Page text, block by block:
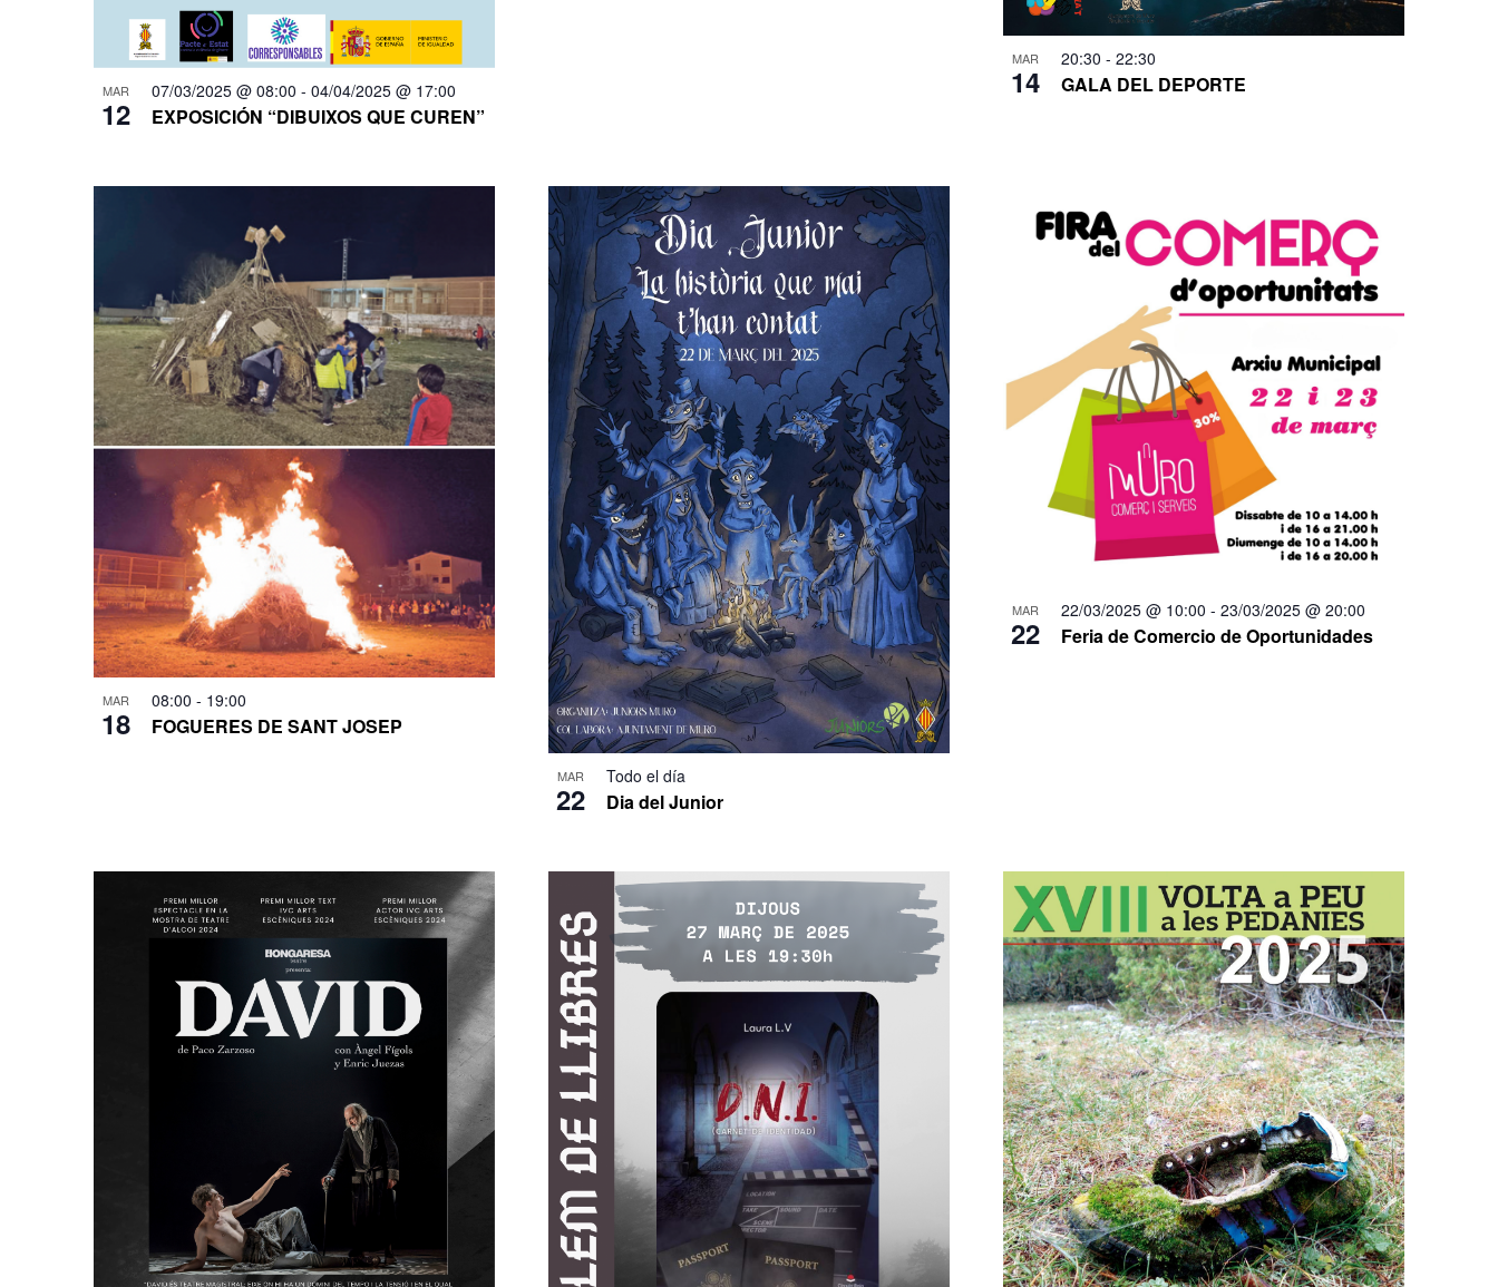
MAR
12 EXPOSICIÓN “DIBUIXOS QUE CUREN”
07/03/2025 @ 08:00 - 04/04/2025 @ 17:00
MAR
14 GALA DEL DEPORTE
20:30 - 22:30
MAR
18 FOGUERES DE SANT JOSEP
08:00 - 19:00
MAR
22 Dia del Junior
Todo el día
MAR
22 Feria de Comercio de Oportunidades
22/03/2025 @ 10:00 - 23/03/2025 @ 20:00